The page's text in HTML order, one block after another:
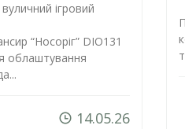
ігровий
“Носоріг” DIO131
облаштування
14.05.26